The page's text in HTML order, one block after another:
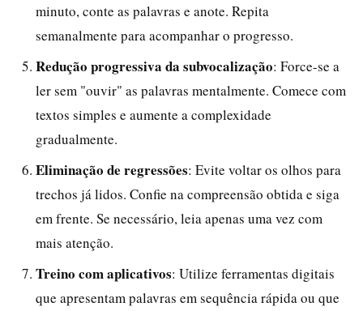
minuto, conte as palavras e anote. Repita
semanalmente para acompanhar o progresso.
Redução progressiva da subvocalização: Force-se a
ler sem "ouvir" as palavras mentalmente. Comece com
textos simples e aumente a complexidade
gradualmente.
Eliminação de regressões: Evite voltar os olhos para
trechos já lidos. Confie na compreensão obtida e siga
em frente. Se necessário, leia apenas uma vez com
mais atenção.
Treino com aplicativos: Utilize ferramentas digitais
que apresentam palavras em sequência rápida ou que